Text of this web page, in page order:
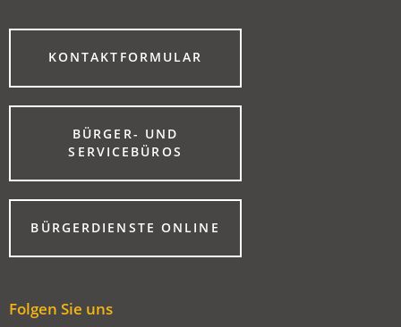
KONTAKTFORMULAR
(ÖFFNET
EINEM
NEUEN
BÜRGER- UND
SERVICEBÜROS
(ÖFFNET
EINEM
NEUEN
TAB)BÜRGERDIENSTE ONLINE
(ÖFFNET
EINEM
Folgen Sie uns